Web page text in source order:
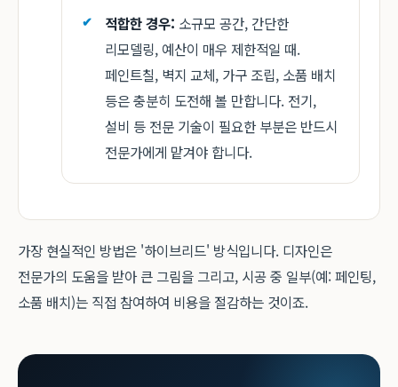
적합한 경우: 소규모 공간, 간단한
리모델링, 예산이 매우 제한적일 때.
페인트칠, 벽지 교체, 가구 조립, 소품 배치
등은 충분히 도전해 볼 만합니다. 전기,
설비 등 전문 기술이 필요한 부분은 반드시
전문가에게 맡겨야 합니다.
가장 현실적인 방법은 '하이브리드' 방식입니다. 디자인은
전문가의 도움을 받아 큰 그림을 그리고, 시공 중 일부(예: 페인팅,
소품 배치)는 직접 참여하여 비용을 절감하는 것이죠.